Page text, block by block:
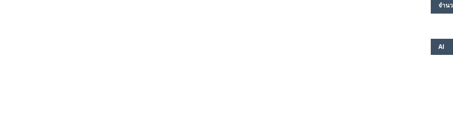
จำน
AI